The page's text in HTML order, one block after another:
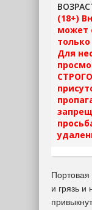
(18+)
может
Для
Портовая
и грязь и